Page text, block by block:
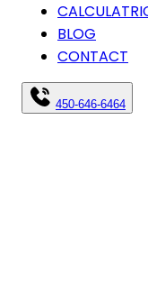
BLOG
CONTACT
450-646-6464